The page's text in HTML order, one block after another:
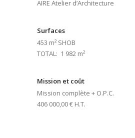
AIRE Atelier d’Architecture
Surfaces
453 m² SHOB
TOTAL: 1 982 m²
Mission et coût
Mission complète + O.P.C.
406 000,00 € H.T.